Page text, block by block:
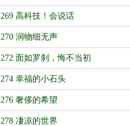
269 高科技！会说话
270 润物细无声
272 面如罗刹，悔不当初
274 幸福的小石头
276 奢侈的希望
278 凄凉的世界